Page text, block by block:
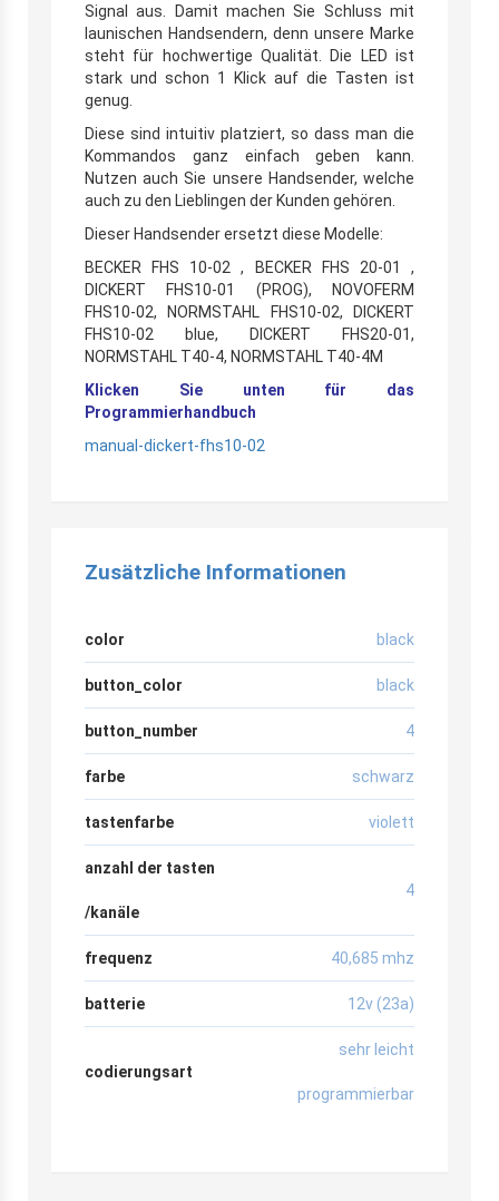
Signal aus. Damit machen Sie Schluss mit
launischen Handsendern, denn unsere Marke
steht für hochwertige Qualität. Die LED ist
stark und schon 1 Klick auf die Tasten ist
genug.
Diese sind intuitiv platziert, so dass man die
Kommandos ganz einfach geben kann.
Nutzen auch Sie unsere Handsender, welche
auch zu den Lieblingen der Kunden gehören.
Dieser Handsender ersetzt diese Modelle:
BECKER FHS 10-02 , BECKER FHS 20-01 ,
DICKERT FHS10-01 (PROG), NOVOFERM
FHS10-02, NORMSTAHL FHS10-02, DICKERT
FHS10-02 blue, DICKERT FHS20-01,
NORMSTAHL T40-4, NORMSTAHL T40-4M
Klicken Sie unten für das
Programmierhandbuch
manual-dickert-fhs10-02
Zusätzliche Informationen
color black
button_color black
button_number 4
farbe schwarz
tastenfarbe violett
anzahl der tasten
/kanäle
4
frequenz 40,685 mhz
batterie 12v (23a)
codierungsart
sehr leicht
programmierbar